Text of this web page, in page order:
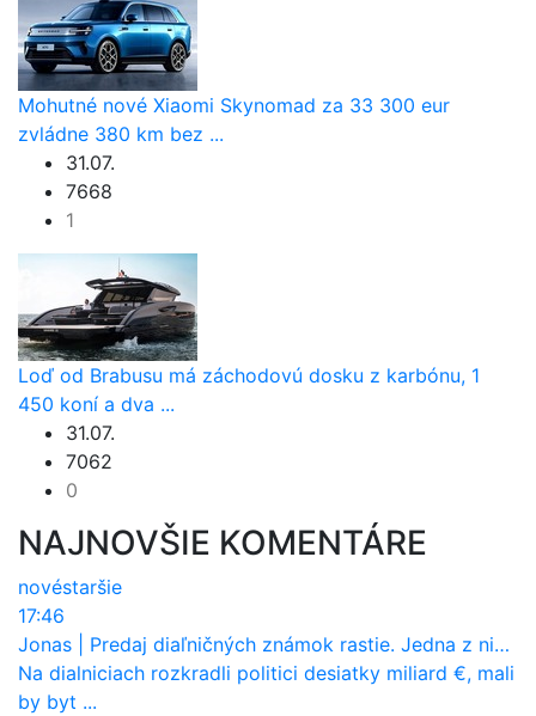
Mohutné nové Xiaomi Skynomad za 33 300 eur
zvládne 380 km bez ...
31.07.
7668
1
Loď od Brabusu má záchodovú dosku z karbónu, 1
450 koní a dva ...
31.07.
7062
0
NAJNOVŠIE KOMENTÁRE
novéstaršie
17:46
Jonas
Predaj diaľničných známok rastie. Jedna z nich zaznamenala nečakane výrazný nárast
Na dialniciach rozkradli politici desiatky miliard €, mali
by byt ...